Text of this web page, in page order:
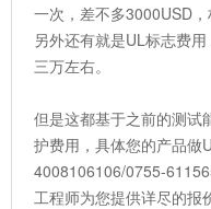
一次，差不多3000USD
另外还有就是UL标志费
三万左右。
但是这都基于之前的测试
护费用，具体您的产品做
4008106106/0755-
工程师为您提供详尽的报